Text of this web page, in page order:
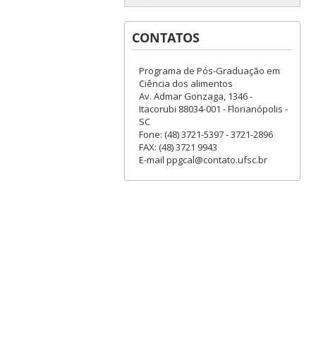
CONTATOS
Programa de Pós-Graduação em
Ciência dos alimentos
Av. Admar Gonzaga, 1346 -
Itacorubi 88034-001 - Florianópolis -
SC
Fone: (48) 3721-5397 - 3721-2896
FAX: (48) 3721 9943
E-mail ppgcal@contato.ufsc.br